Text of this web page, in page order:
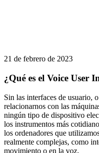
21 de febrero de 2023
¿Qué es el Voice User
Sin las interfaces de usuario,
relacionarnos con las
ningún tipo de dispositivo
los instrumentos más
los ordenadores que
realmente complejas, como
movimiento o en la voz.